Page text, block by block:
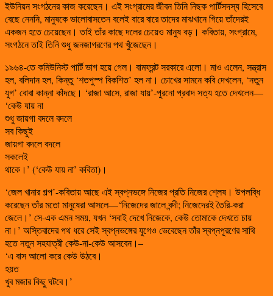
ইউনিয়ন সংগঠনের কাজ করেছেন। এই সংগ্রামের জীবন তিনি নিছক পার্টিসদস্য হিসেবে
বেছে নেননি, মানুষকে ভালোবাসতেন বলেই বারে বারে তাদের মাঝখানে গিয়ে তাঁদেরই
একজন হতে চেয়েছেন। তাই তাঁর কাছে দলের চেয়েও মানুষ বড়। কবিতায়, সংগ্রামে,
সংগঠনে তাই তিনি শুধু জনজাগরণের পথ খুঁজেছেন।
১৯৬৪-তে কমিউনিস্ট পার্টি ভাগ হয়ে গেল। বামফ্রন্ট সরকারে এলো। মাও এলেন, সন্ত্রাস
হল, বলিদান হল, কিন্তু ‘শতপুস্প বিকশিত’ হল না। চোখের সামনে কবি দেখলেন, ‘নতুন
যুগ’ বোবা কান্না কাঁদছে। ‘রাজা আসে, রাজা যায়’-পুরনো প্রবাদ সত্য হতে দেখলেন—
‘কেউ যায় না
শুধু জায়গা বদলে বদলে
সব কিছুই
জায়গা বদলে বদলে
সকলেই
থাকে।’ (‘কেউ যায় না’ কবিতা)।
‘জেল খানার গল্প’-কবিতায় আছে এই স্বপ্নভঙ্গে নিজের প্রতি নিজের শ্লেষ। উপলব্ধি
করেছেন তাঁর মতো মানুষেরা আসলে—‘নিজেদের জালে বন্দী; নিজেদেরই তৈরি-করা
জেলে।’ সে-এক এমন সময়, যখন ‘সবাই দেখে নিজেকে, কেউ তোমাকে দেখতে চায়
না।’ অস্তিবাদের পথ ধরে সেই স্বপ্নভঙ্গের যুগেও ভেবেছেন তাঁর স্বপ্নপূরণের সাথি
হতে নতুন সহযাত্রী কেউ-না-কেউ আসবেন।–
‘এ বাস আলো করে কেউ উঠবে।
হয়ত
খুব মজার কিছু ঘটবে।’